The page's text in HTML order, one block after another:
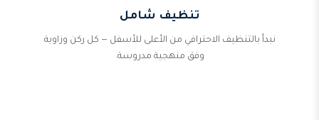
تنظيف شامل
نبدأ بالتنظيف الاحترافي من الأعلى للأسفل — كل ركن وزاوية
وفق منهجية مدروسة.